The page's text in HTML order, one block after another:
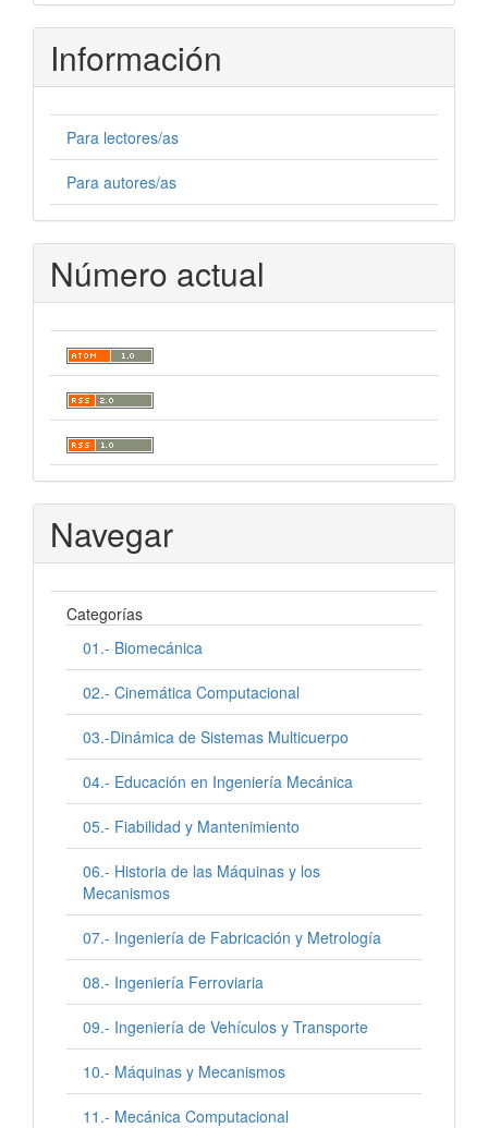
artículo
Información
Para lectores/as
Para autores/as
Número actual
Navegar
Categorías
01.- Biomecánica
02.- Cinemática Computacional
03.-Dinámica de Sistemas Multicuerpo
04.- Educación en Ingeniería Mecánica
05.- Fiabilidad y Mantenimiento
06.- Historia de las Máquinas y los
Mecanismos
07.- Ingeniería de Fabricación y Metrología
08.- Ingeniería Ferroviaria
09.- Ingeniería de Vehículos y Transporte
10.- Máquinas y Mecanismos
11.- Mecánica Computacional